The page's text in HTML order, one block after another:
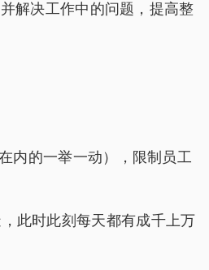
解决工作中的问题，提高整
内的一举一动），限制员工
此时此刻每天都有成千上万